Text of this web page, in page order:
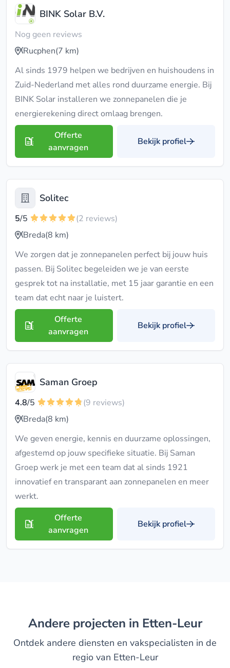
BINK Solar B.V.
Nog geen reviews
Rucphen(7 km)
Al sinds 1979 helpen we bedrijven en huishoudens in
Zuid-Nederland met alles rond duurzame energie. Bij
BINK Solar installeren we zonnepanelen die je
energierekening direct omlaag brengen.
Offerte
aanvragen
Bekijk profiel
Solitec
5/5
(2 reviews)
Breda(8 km)
We zorgen dat je zonnepanelen perfect bij jouw huis
passen. Bij Solitec begeleiden we je van eerste
gesprek tot na installatie, met 15 jaar garantie en een
team dat echt naar je luistert.
Offerte
aanvragen
Bekijk profiel
Saman Groep
4.8/5
(9 reviews)
Breda(8 km)
We geven energie, kennis en duurzame oplossingen,
afgestemd op jouw specifieke situatie. Bij Saman
Groep werk je met een team dat al sinds 1921
innovatief en transparant aan zonnepanelen en meer
werkt.
Offerte
aanvragen
Bekijk profiel
Andere projecten in Etten-Leur
Ontdek andere diensten en vakspecialisten in de
regio van Etten-Leur